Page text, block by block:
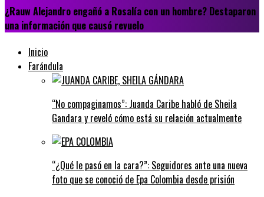
¿Rauw Alejandro engañó a Rosalía con un hombre? Destaparon
una información que causó revuelo
Inicio
Farándula
“No compaginamos”: Juanda Caribe habló de Sheila
Gandara y reveló cómo está su relación actualmente
“¿Qué le pasó en la cara?”: Seguidores ante una nueva
foto que se conoció de Epa Colombia desde prisión